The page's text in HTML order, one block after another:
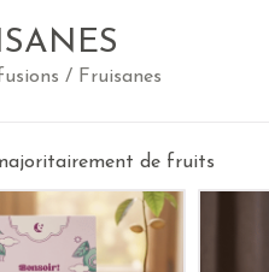
/ Fruisanes
de fruits